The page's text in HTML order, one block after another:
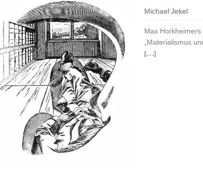
Michael Jekel
Max
„Materialismus
[. . .]